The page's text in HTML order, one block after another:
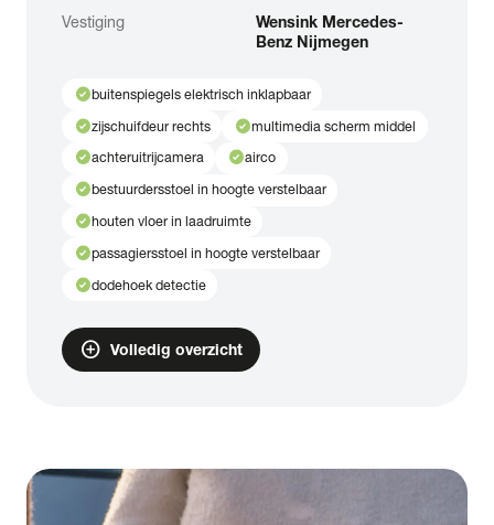
Vestiging
Wensink Mercedes-
Benz Nijmegen
check_circlebuitenspiegels elektrisch inklapbaar
check_circlezijschuifdeur rechts check_circlemultimedia scherm middel
check_circleachteruitrijcamera check_circleairco
check_circlebestuurdersstoel in hoogte verstelbaar
check_circlehouten vloer in laadruimte
check_circlepassagiersstoel in hoogte verstelbaar
check_circledodehoek detectie
add_circle Volledig overzicht